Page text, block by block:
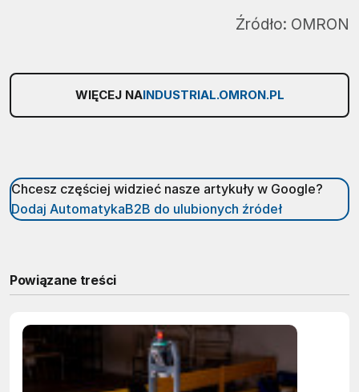
Źródło: OMRON
WIĘCEJ NAINDUSTRIAL.OMRON.PL
Chcesz częściej widzieć nasze artykuły w Google?
Dodaj AutomatykaB2B do ulubionych źródeł
Powiązane treści